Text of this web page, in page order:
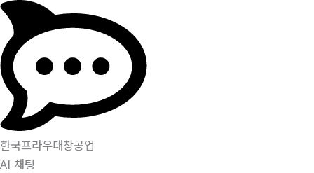
한국프라우대창공업
AI 채팅